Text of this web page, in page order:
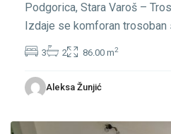
Podgorica, Stara Varoš –
Izdaje se komforan trosoban
3 2 86.00 m2
Aleksa Žunjić
Stara
Varoš,